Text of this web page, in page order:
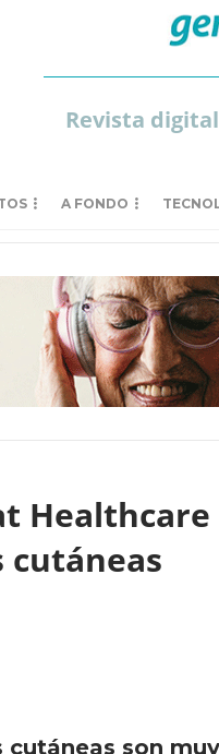
Revista
A FONDO
cutáneas son